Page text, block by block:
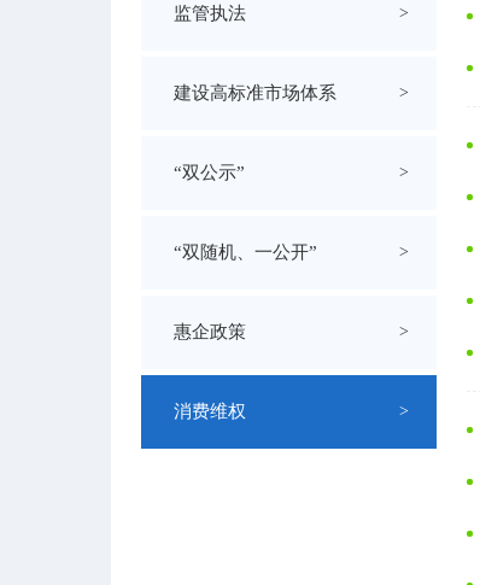
监管执法 >
建设高标准市场体系 >
“双公示” >
“双随机、一公开” >
惠企政策 >
消费维权 >